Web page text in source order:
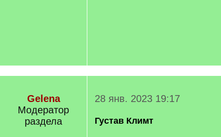
Gelena
Модератор
раздела
28 янв. 2023 19:17
Густав Климт